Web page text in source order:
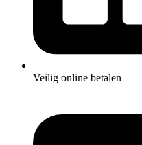
Veilig online betalen